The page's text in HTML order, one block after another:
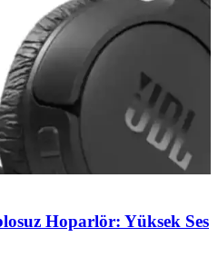
Hoparlör: Yüksek Ses